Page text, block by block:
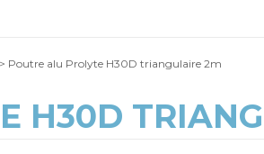
> Poutre alu Prolyte H30D triangulaire 2m
H30D